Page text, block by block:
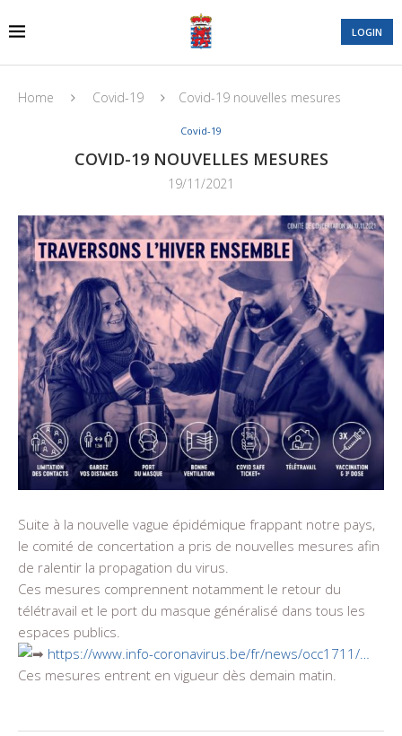
LOGIN
Home Covid-19 Covid-19 nouvelles mesures
Covid-19
COVID-19 NOUVELLES MESURES
19/11/2021
Suite à la nouvelle vague épidémique frappant notre pays,
le comité de concertation a pris de nouvelles mesures afin
de ralentir la propagation du virus.
Ces mesures comprennent notamment le retour du
télétravail et le port du masque généralisé dans tous les
espaces publics.
https://www.info-coronavirus.be/fr/news/occ1711/…
Ces mesures entrent en vigueur dès demain matin.